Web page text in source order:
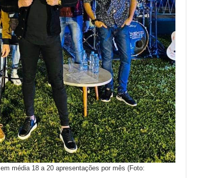
média 18 a 20 apresentações por mês (Foto: